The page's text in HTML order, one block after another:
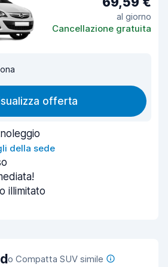
al giorno
Cancellazione gratuita
offerta
della sede
illimitato
o Compatta SUV simile